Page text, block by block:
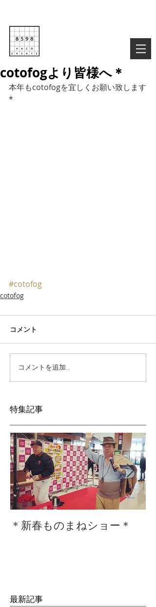
​cotofogより皆様へ＊
​本年もcotofogを宜しくお願い致します
*
#cotofog
cotofog
コメント
コメントを追加…
特集記事
＊新春ものまねショー＊
最新記事